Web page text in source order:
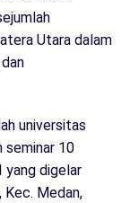
Utara dalam
universitas
seminar 10
yang digelar
Kec. Medan,